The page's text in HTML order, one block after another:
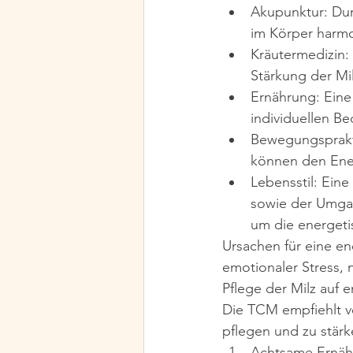
Akupunktur:
im Körper
Stärkung der
Ernährung:
individuellen
können den
Lebensstil:
sowie der
um die
Ursachen für eine
emotionaler Stress,
Pflege der Milz auf
Die TCM empfiehlt
pflegen und zu